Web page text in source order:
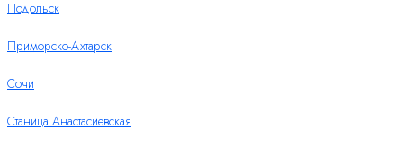
Подольск
Приморско-Ахтарск
Сочи
Станица Анастасиевская